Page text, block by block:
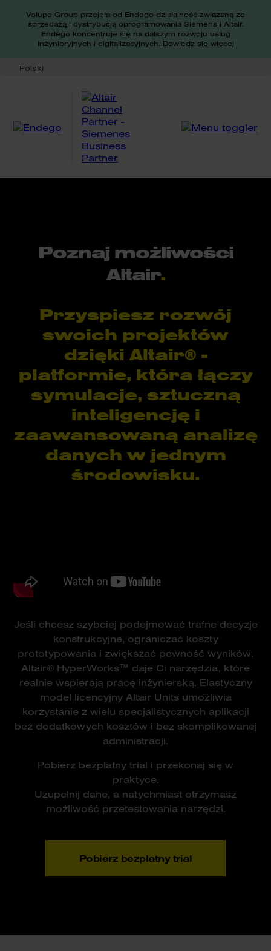
Volupe Group przejęła od Endego działalność związaną ze
sprzedażą i dystrybucją oprogramowania Siemens i Altair.
Endego koncentruje się na dalszym rozwoju usług
inżynieryjnych i digitalizacyjnych. Dowiedz się więcej
Polski
Poznaj możliwości
Altair.
Przyspiesz rozwój
swoich projektów
dzięki Altair® -
platformie, która łączy
symulacje, sztuczną
inteligencję i
zaawansowaną analizę
danych w jednym
środowisku.
Jeśli chcesz szybciej podejmować trafne decyzje
konstrukcyjne, ograniczać koszty
prototypowania i zwiększać pewność wyników,
Altair® HyperWorks™ daje Ci narzędzia, które
realnie wspierają pracę inżynierską. Elastyczny
model licencyjny Altair Units umożliwia
korzystanie z wielu specjalistycznych aplikacji
bez dodatkowych kosztów i bez skomplikowanej
administracji.
Pobierz bezpłatny trial i przekonaj się w
praktyce.
Uzupełnij dane, a natychmiast otrzymasz
możliwość przetestowania narzędzi.
Pobierz bezpłatny trial